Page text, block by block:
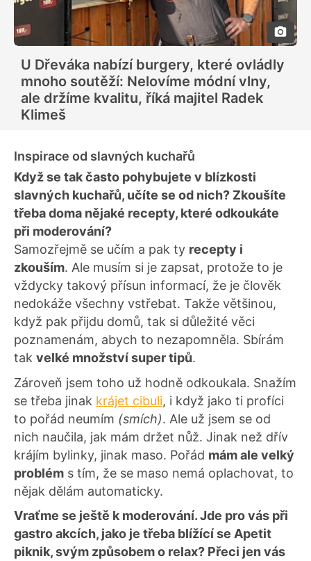
U Dřeváka nabízí burgery, které ovládly
mnoho soutěží: Nelovíme módní vlny,
ale držíme kvalitu, říká majitel Radek
Klimeš
Inspirace od slavných kuchařů
Když se tak často pohybujete v blízkosti
slavných kuchařů, učíte se od nich? Zkoušíte
třeba doma nějaké recepty, které odkoukáte
při moderování?
Samozřejmě se učím a pak ty recepty i
zkouším. Ale musím si je zapsat, protože to je
vždycky takový přísun informací, že je člověk
nedokáže všechny vstřebat. Takže většinou,
když pak přijdu domů, tak si důležité věci
poznamenám, abych to nezapomněla. Sbírám
tak velké množství super tipů.
Zároveň jsem toho už hodně odkoukala. Snažím
se třeba jinak krájet cibuli, i když jako ti profíci
to pořád neumím (smích). Ale už jsem se od
nich naučila, jak mám držet nůž. Jinak než dřív
krájím bylinky, jinak maso. Pořád mám ale velký
problém s tím, že se maso nemá oplachovat, to
nějak dělám automaticky.
Vraťme se ještě k moderování. Jde pro vás při
gastro akcích, jako je třeba blížící se Apetit
piknik, svým způsobem o relax? Přeci jen vás